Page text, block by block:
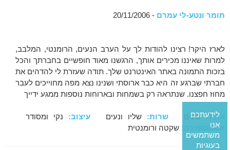
תומר ונטע-לי עמרם - 20/11/2006
לארז היקר! רצינו להודות לך על הערב הנעים, הרומנטי, המלבב,
למרות שאיננו מכירים אותך, הרגשנו מאוד חופשיים בחברתך והכל
בזכות התמונה באתר האינטרנט שלך. תודה שעזרת לי להדהים את
חברתי שברגע זה היא כבר ארוסתי ושנינו נצא מפה מחוייכים לעבר
מחוז חפצנו. שנתראה רק בשמחות ובארוחות נוספות ממגע ידייך
אוכל:טעים שרות: שליו ונעים עיצוב: נקי ומסודר
אטמוספירה: שקטה ורומנטית
לידעתכם
אנו
משתמשים
בעוגיות